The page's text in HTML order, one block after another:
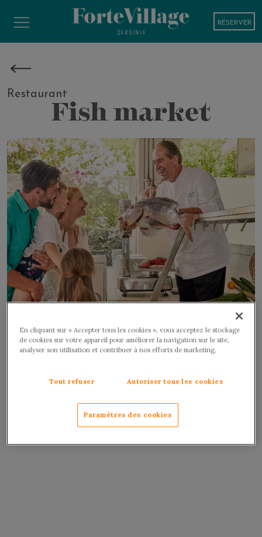
RÉSERVER
Restaurant
Fish market
A magnificent seafood restaurant that looks out to
sea, the perfect place to enjoy a selection of fresh fish
wonderful choice of salads, cheeses and local cured
the meal. Open from July to the beginning of
En cliquant sur « Accepter tous les cookies », vous acceptez le stockage
de cookies sur votre appareil pour améliorer la navigation sur le site,
analyser son utilisation et contribuer à nos efforts de marketing.
Tout refuser Autoriser tous les cookies
Paramètres des cookies